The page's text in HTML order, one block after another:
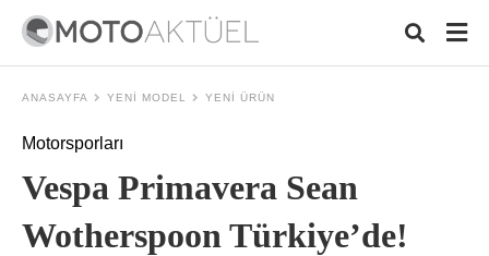
ANASAYFA YENI MODEL YENI ÜRÜN
Motorsporları
Vespa Primavera Sean
Wotherspoon Türkiye’de!